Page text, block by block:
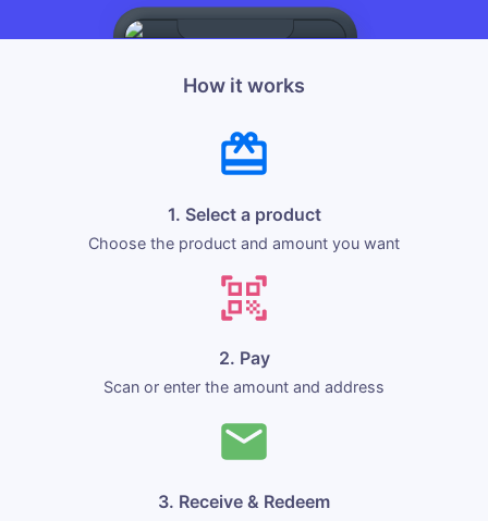
How it works
1. Select a product
Choose the product and amount you want
2. Pay
Scan or enter the amount and address
3. Receive & Redeem